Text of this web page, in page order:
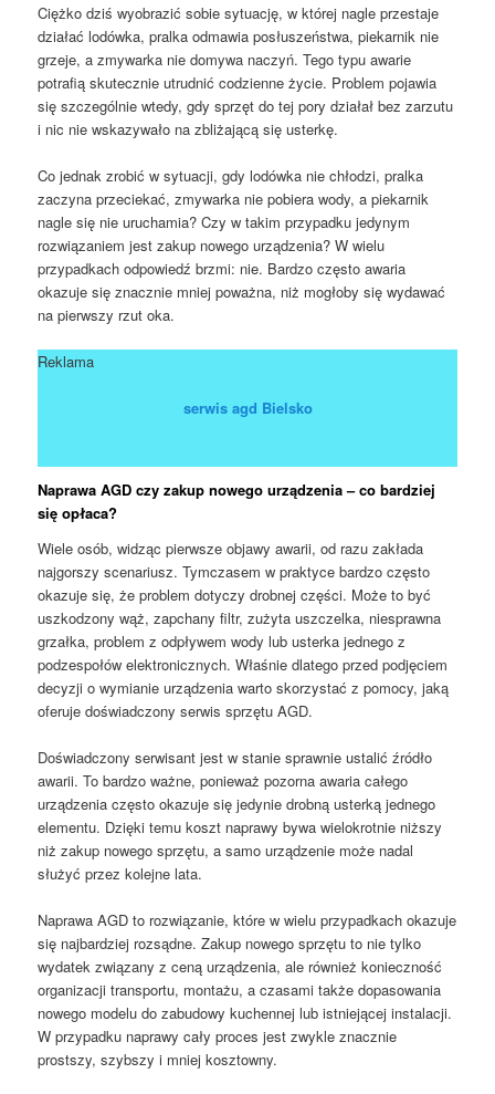
Ciężko dziś wyobrazić sobie sytuację, w której nagle przestaje
działać lodówka, pralka odmawia posłuszeństwa, piekarnik nie
grzeje, a zmywarka nie domywa naczyń. Tego typu awarie
potrafią skutecznie utrudnić codzienne życie. Problem pojawia
się szczególnie wtedy, gdy sprzęt do tej pory działał bez zarzutu
i nic nie wskazywało na zbliżającą się usterkę.
Co jednak zrobić w sytuacji, gdy lodówka nie chłodzi, pralka
zaczyna przeciekać, zmywarka nie pobiera wody, a piekarnik
nagle się nie uruchamia? Czy w takim przypadku jedynym
rozwiązaniem jest zakup nowego urządzenia? W wielu
przypadkach odpowiedź brzmi: nie. Bardzo często awaria
okazuje się znacznie mniej poważna, niż mogłoby się wydawać
na pierwszy rzut oka.
Reklama
serwis agd Bielsko
Naprawa AGD czy zakup nowego urządzenia – co bardziej
się opłaca?
Wiele osób, widząc pierwsze objawy awarii, od razu zakłada
najgorszy scenariusz. Tymczasem w praktyce bardzo często
okazuje się, że problem dotyczy drobnej części. Może to być
uszkodzony wąż, zapchany filtr, zużyta uszczelka, niesprawna
grzałka, problem z odpływem wody lub usterka jednego z
podzespołów elektronicznych. Właśnie dlatego przed podjęciem
decyzji o wymianie urządzenia warto skorzystać z pomocy, jaką
oferuje doświadczony serwis sprzętu AGD.
Doświadczony serwisant jest w stanie sprawnie ustalić źródło
awarii. To bardzo ważne, ponieważ pozorna awaria całego
urządzenia często okazuje się jedynie drobną usterką jednego
elementu. Dzięki temu koszt naprawy bywa wielokrotnie niższy
niż zakup nowego sprzętu, a samo urządzenie może nadal
służyć przez kolejne lata.
Naprawa AGD to rozwiązanie, które w wielu przypadkach okazuje
się najbardziej rozsądne. Zakup nowego sprzętu to nie tylko
wydatek związany z ceną urządzenia, ale również konieczność
organizacji transportu, montażu, a czasami także dopasowania
nowego modelu do zabudowy kuchennej lub istniejącej instalacji.
W przypadku naprawy cały proces jest zwykle znacznie
prostszy, szybszy i mniej kosztowny.